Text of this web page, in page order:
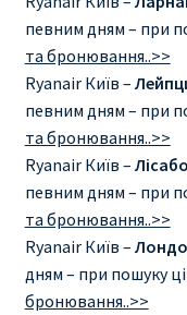
ПРАВИЛА
ПРАВИЛА
ПУТЕШЕСТВИЕ
РЕЙСАМИ
РЕГИСТРАЦИЯ
ПУТЕШЕСТВИЯ
певним дням – при
та бронювання..>>
Ryanair Київ –
певним дням – при
та бронювання..>>
Ryanair Київ –
певним дням – при
та бронювання..>>
Ryanair Київ –
дням – при пошуку ці
бронювання..>>